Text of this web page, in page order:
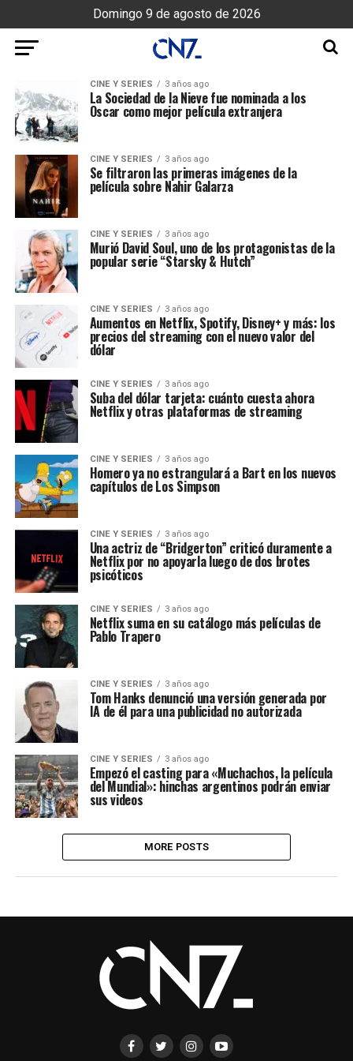
Domingo 9 de agosto de 2026
CINE Y SERIES 3 años ago
La Sociedad de la Nieve fue nominada a los
Oscar como mejor película extranjera
CINE Y SERIES 3 años ago
Se filtraron las primeras imágenes de la
película sobre Nahir Galarza
CINE Y SERIES 3 años ago
Murió David Soul, uno de los protagonistas de la
popular serie “Starsky & Hutch”
CINE Y SERIES 3 años ago
Aumentos en Netflix, Spotify, Disney+ y más: los
precios del streaming con el nuevo valor del
dólar
CINE Y SERIES 3 años ago
Suba del dólar tarjeta: cuánto cuesta ahora
Netflix y otras plataformas de streaming
CINE Y SERIES 3 años ago
Homero ya no estrangulará a Bart en los nuevos
capítulos de Los Simpson
CINE Y SERIES 3 años ago
Una actriz de “Bridgerton” criticó duramente a
Netflix por no apoyarla luego de dos brotes
psicóticos
CINE Y SERIES 3 años ago
Netflix suma en su catálogo más películas de
Pablo Trapero
CINE Y SERIES 3 años ago
Tom Hanks denunció una versión generada por
IA de él para una publicidad no autorizada
CINE Y SERIES 3 años ago
Empezó el casting para «Muchachos, la película
del Mundial»: hinchas argentinos podrán enviar
sus videos
MORE POSTS